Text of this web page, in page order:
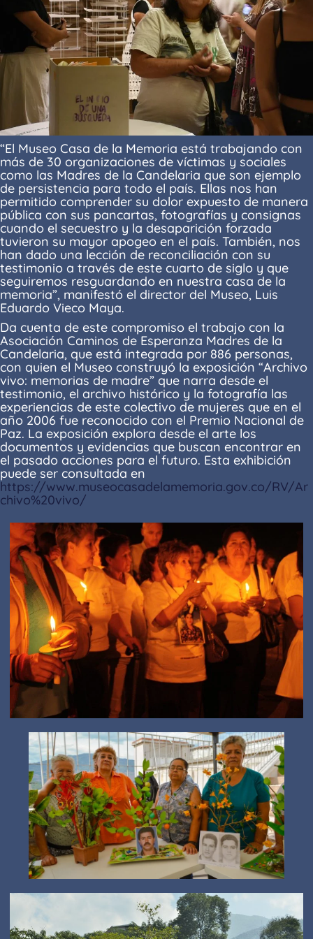
“El Museo Casa de la Memoria está trabajando con
más de 30 organizaciones de víctimas y sociales
como las Madres de la Candelaria que son ejemplo
de persistencia para todo el país. Ellas nos han
permitido comprender su dolor expuesto de manera
pública con sus pancartas, fotografías y consignas
cuando el secuestro y la desaparición forzada
tuvieron su mayor apogeo en el país. También, nos
han dado una lección de reconciliación con su
testimonio a través de este cuarto de siglo y que
seguiremos resguardando en nuestra casa de la
memoria”, manifestó el director del Museo, Luis
Eduardo Vieco Maya.
Da cuenta de este compromiso el trabajo con la
Asociación Caminos de Esperanza Madres de la
Candelaria, que está integrada por 886 personas,
con quien el Museo construyó la exposición “Archivo
vivo: memorias de madre” que narra desde el
testimonio, el archivo histórico y la fotografía las
experiencias de este colectivo de mujeres que en el
año 2006 fue reconocido con el Premio Nacional de
Paz. La exposición explora desde el arte los
documentos y evidencias que buscan encontrar en
el pasado acciones para el futuro. Esta exhibición
puede ser consultada en
https://www.museocasadelamemoria.gov.co/RV/Ar
chivo%20vivo/